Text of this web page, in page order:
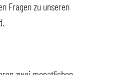
Fragen zu unseren